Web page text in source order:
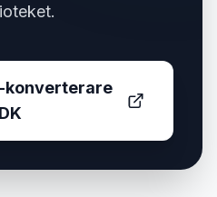
konverterare